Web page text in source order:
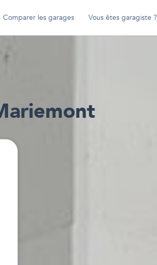
Comparer les garages Vous êtes garagiste ?